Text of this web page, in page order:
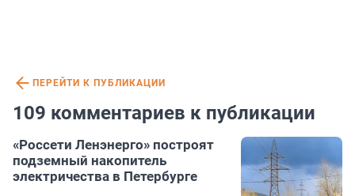
ПЕРЕЙТИ К ПУБЛИКАЦИИ
109 комментариев к публикации
«Россети Ленэнерго» построят
подземный накопитель
электричества в Петербурге